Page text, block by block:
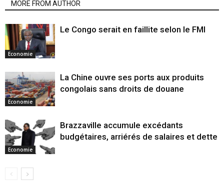
MORE FROM AUTHOR
Economie
Le Congo serait en faillite selon le FMI
Economie
La Chine ouvre ses ports aux produits
congolais sans droits de douane
Economie
Brazzaville accumule excédants
budgétaires, arriérés de salaires et dette